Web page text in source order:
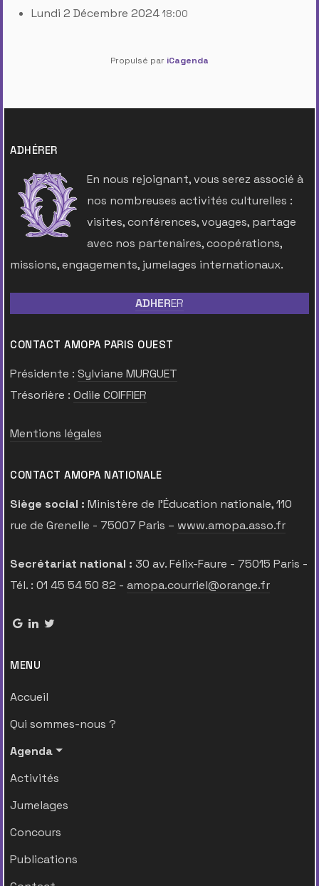
Lundi 2 Décembre 2024 18:00
Propulsé par iCagenda
ADHÉRER
En nous rejoignant, vous serez associé à
nos nombreuses activités culturelles :
visites, conférences, voyages, partage
avec nos partenaires, coopérations,
missions, engagements, jumelages internationaux.
ADHERER
CONTACT AMOPA PARIS OUEST
Présidente : Sylviane MURGUET
Trésorière : Odile COIFFIER
Mentions légales
CONTACT AMOPA NATIONALE
Siège social : Ministère de l’Éducation nationale, 110
rue de Grenelle - 75007 Paris – www.amopa.asso.fr
Secrétariat national : 30 av. Félix-Faure - 75015 Paris -
Tél. : 01 45 54 50 82 - amopa.courriel@orange.fr
MENU
Accueil
Qui sommes-nous ?
Agenda
Activités
Jumelages
Concours
Publications